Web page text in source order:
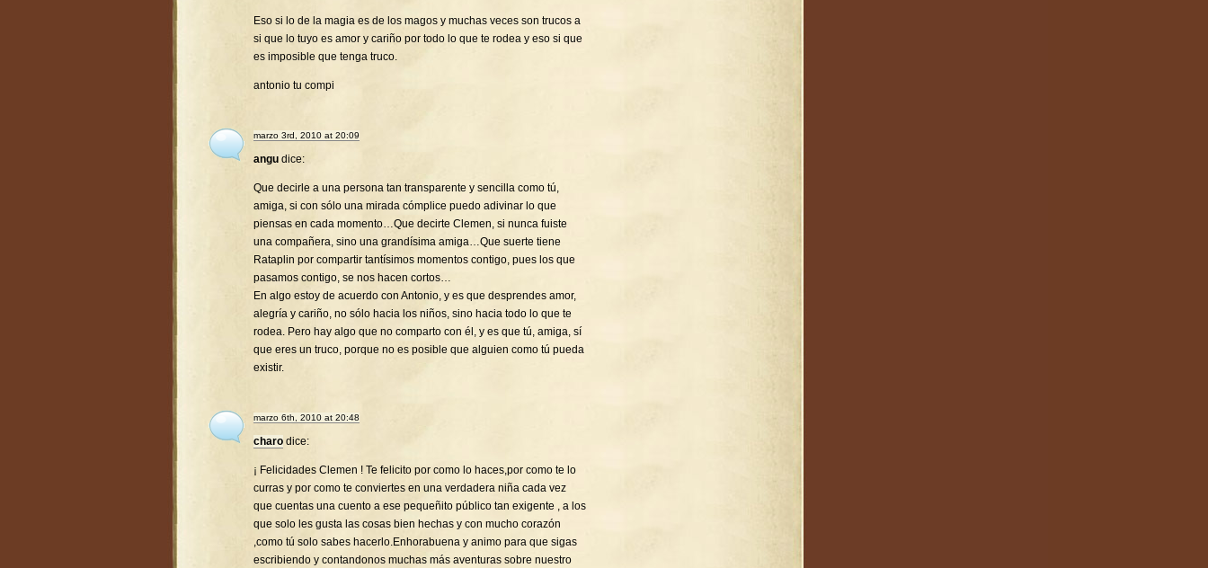
Eso si lo de la magia es de los magos y muchas veces son trucos a
si que lo tuyo es amor y cariño por todo lo que te rodea y eso si que
es imposible que tenga truco.
antonio tu compi
marzo 3rd, 2010 at 20:09
angu dice:
Que decirle a una persona tan transparente y sencilla como tú,
amiga, si con sólo una mirada cómplice puedo adivinar lo que
piensas en cada momento…Que decirte Clemen, si nunca fuiste
una compañera, sino una grandísima amiga…Que suerte tiene
Rataplin por compartir tantísimos momentos contigo, pues los que
pasamos contigo, se nos hacen cortos…
En algo estoy de acuerdo con Antonio, y es que desprendes amor,
alegría y cariño, no sólo hacia los niños, sino hacia todo lo que te
rodea. Pero hay algo que no comparto con él, y es que tú, amiga, sí
que eres un truco, porque no es posible que alguien como tú pueda
existir.
marzo 6th, 2010 at 20:48
charo dice:
¡ Felicidades Clemen ! Te felicito por como lo haces,por como te lo
curras y por como te conviertes en una verdadera niña cada vez
que cuentas una cuento a ese pequeñito público tan exigente , a los
que solo les gusta las cosas bien hechas y con mucho corazón
,como tú solo sabes hacerlo.Enhorabuena y animo para que sigas
escribiendo y contandonos muchas más aventuras sobre nuestro